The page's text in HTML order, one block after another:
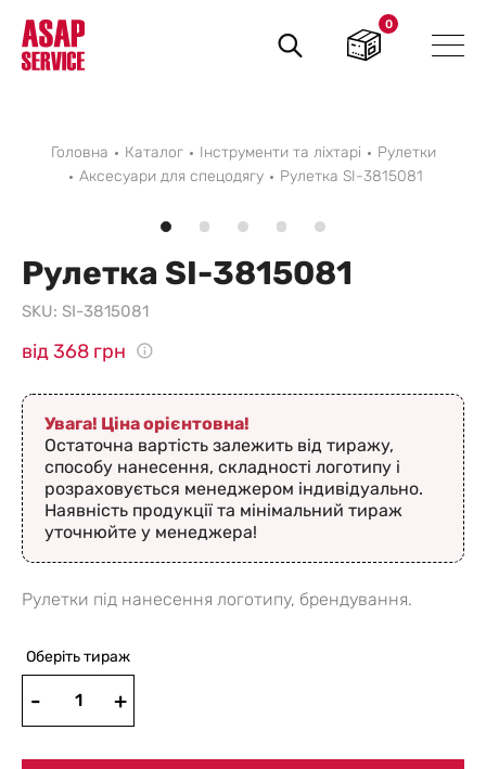
Пошук
товарів
0
Головна Каталог Інструменти та ліхтарі
Рулетки
Аксесуари для спецодягу
Рулетка SI-3815081
Рулетка SI-3815081
SKU: SI-3815081
від 368 грн
Увага! Ціна орієнтовна!
Остаточна вартість залежить від тиражу,
способу нанесення, складності логотипу і
розраховується менеджером індивідуально.
Наявність продукції та мінімальний тираж
уточнюйте у менеджера!
Рулетки під нанесення логотипу, брендування.
Оберіть тираж